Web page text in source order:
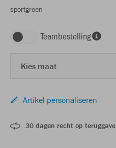
sportgroen
Teambestelling
Kies maat
Artikel personaliseren
30 dagen recht op teruggave